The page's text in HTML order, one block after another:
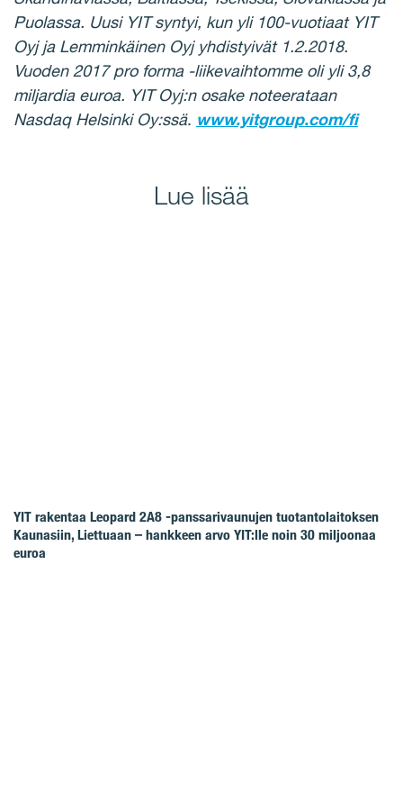
Puolassa. Uusi YIT syntyi, kun yli 100-vuotiaat YIT
Oyj ja Lemminkäinen Oyj yhdistyivät 1.2.2018.
Vuoden 2017 pro forma -liikevaihtomme oli yli 3,8
miljardia euroa. YIT Oyj:n osake noteerataan
Nasdaq Helsinki Oy:ssä. www.yitgroup.com/fi
Lue lisää
YIT rakentaa Leopard 2A8 -panssarivaunujen tuotantolaitoksen
Kaunasiin, Liettuaan – hankkeen arvo YIT:lle noin 30 miljoonaa
euroa